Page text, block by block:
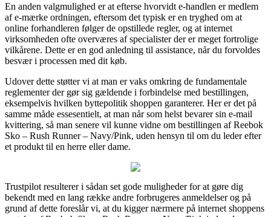
En anden valgmulighed er at efterse hvorvidt e-handlen er medlem
af e-mærke ordningen, eftersom det typisk er en tryghed om at
online forhandleren følger de opstillede regler, og at internet
virksomheden ofte overværes af specialister der er meget fortrolige
vilkårene. Dette er en god anledning til assistance, når du forvoldes
besvær i processen med dit køb.
Udover dette støtter vi at man er vaks omkring de fundamentale
reglementer der gør sig gældende i forbindelse med bestillingen,
eksempelvis hvilken byttepolitik shoppen garanterer. Her er det på
samme måde essesentielt, at man når som helst bevarer sin e-mail
kvittering, så man senere vil kunne vidne om bestillingen af Reebok
Sko – Rush Runner – Navy/Pink, uden hensyn til om du leder efter
et produkt til en herre eller dame.
Trustpilot resulterer i sådan set gode muligheder for at gøre dig
bekendt med en lang række andre forbrugeres anmeldelser og på
grund af dette foreslår vi, at du kigger nærmere på internet shoppens